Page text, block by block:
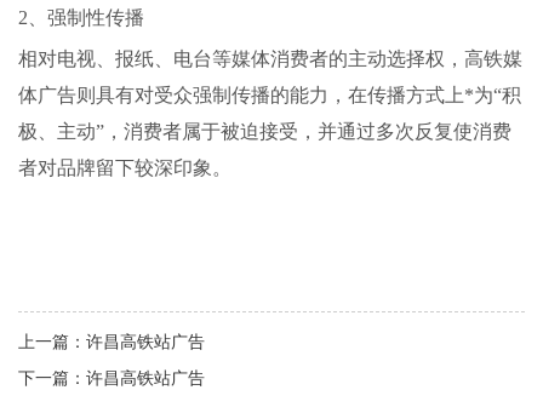
2 、强制性传播
相对电视、报纸、电台等媒体消费者的主动选择权，高铁媒
体广告则具有对受众强制传播的能力，在传播方式上*为“积
极、主动”，消费者属于被迫接受，并通过多次反复使消费
者对品牌留下较深印象。
上一篇： 许昌高铁站广告
下一篇： 许昌高铁站广告